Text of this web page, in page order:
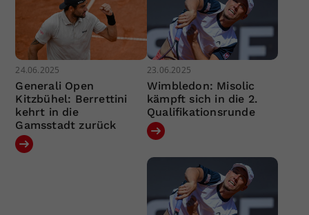
24.06.2025
Generali Open
Kitzbühel: Berrettini
kehrt in die
Gamsstadt zurück
23.06.2025
Wimbledon: Misolic
kämpft sich in die 2.
Qualifikationsrunde